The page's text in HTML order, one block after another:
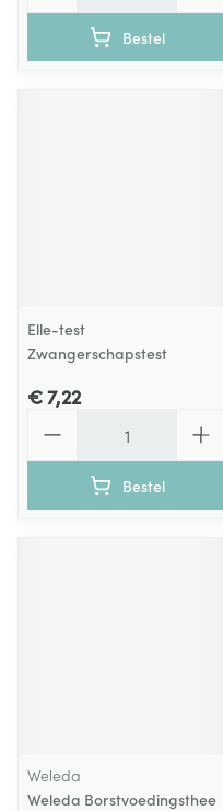
Bestel
Elle-test
Zwangerschapstest
€ 7,22
Bestel
Weleda
Weleda Borstvoedingsthee